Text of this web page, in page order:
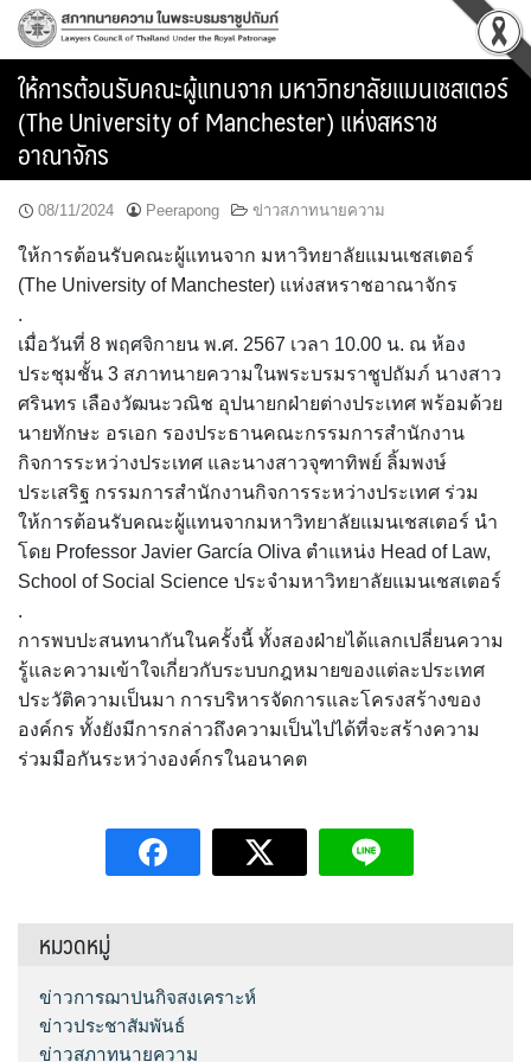
Skip
content
ให้การต้อนรับคณะผู้แทนจาก มหาวิทยาลัยแมนเชสเตอร์
(The University of Manchester) แห่งสหราช
อาณาจักร
08/11/2024 Peerapong ข่าวสภาทนายความ
ให้การต้อนรับคณะผู้แทนจาก มหาวิทยาลัยแมนเชสเตอร์
(The University of Manchester) แห่งสหราชอาณาจักร
.
เมื่อวันที่ 8 พฤศจิกายน พ.ศ. 2567 เวลา 10.00 น. ณ ห้อง
ประชุมชั้น 3 สภาทนายความในพระบรมราชูปถัมภ์ นางสาว
ศรินทร เลืองวัฒนะวณิช อุปนายกฝ่ายต่างประเทศ พร้อมด้วย
นายทักษะ อรเอก รองประธานคณะกรรมการสำนักงาน
กิจการระหว่างประเทศ และนางสาวจุฑาทิพย์ ลิ้มพงษ์
ประเสริฐ กรรมการสำนักงานกิจการระหว่างประเทศ ร่วม
ให้การต้อนรับคณะผู้แทนจากมหาวิทยาลัยแมนเชสเตอร์ นำ
โดย Professor Javier García Oliva ตำแหน่ง Head of Law,
School of Social Science ประจำมหาวิทยาลัยแมนเชสเตอร์
.
การพบปะสนทนากันในครั้งนี้ ทั้งสองฝ่ายได้แลกเปลี่ยนความ
รู้และความเข้าใจเกี่ยวกับระบบกฎหมายของแต่ละประเทศ
ประวัติความเป็นมา การบริหารจัดการและโครงสร้างของ
องค์กร ทั้งยังมีการกล่าวถึงความเป็นไปได้ที่จะสร้างความ
ร่วมมือกันระหว่างองค์กรในอนาคต
หมวดหมู่
ข่าวการฌาปนกิจสงเคราะห์
ข่าวประชาสัมพันธ์
ข่าวสภาทนายความ